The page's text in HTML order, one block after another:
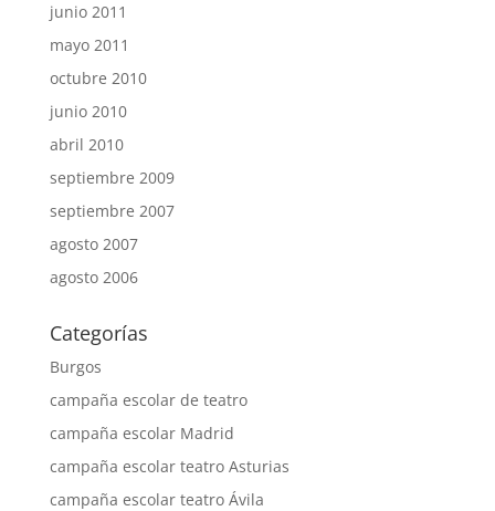
junio 2011
mayo 2011
octubre 2010
junio 2010
abril 2010
septiembre 2009
septiembre 2007
agosto 2007
agosto 2006
Categorías
Burgos
campaña escolar de teatro
campaña escolar Madrid
campaña escolar teatro Asturias
campaña escolar teatro Ávila